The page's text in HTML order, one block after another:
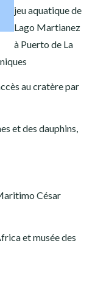
jeu aquatique de
Lago Martianez
à Puerto de La
au cratère par
et des dauphins,
César
et musée des